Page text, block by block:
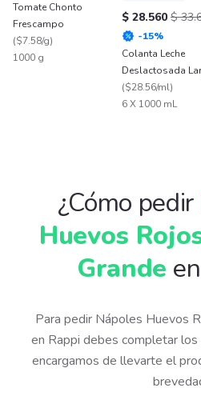
Tomate Chonto
Frescampo
($7.58/g)
1000 g
$ 28.560 $
-15%
Colanta Leche
Deslactosada
Vida
($28.56/ml)
6 X 1000 mL
¿Cómo pedir
Huevos
Grande
Para pedir Nápoles Huevos
en Rappi debes completar
encargamos de llevarte el